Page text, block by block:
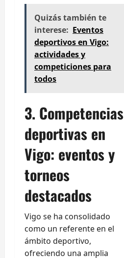
Quizás también te
interese: Eventos
deportivos en Vigo:
actividades y
competiciones para
todos
3. Competencias
deportivas en
Vigo: eventos y
torneos
destacados
Vigo se ha consolidado
como un referente en el
ámbito deportivo,
ofreciendo una amplia